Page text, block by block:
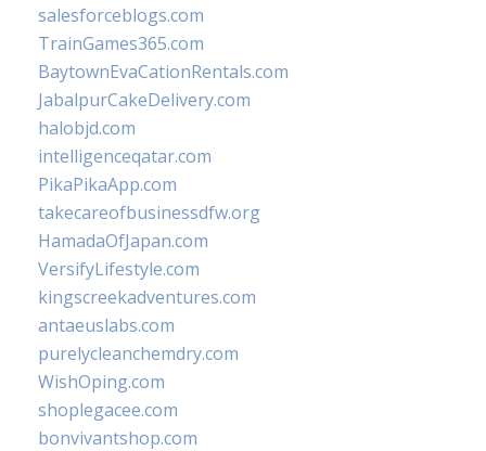
salesforceblogs.com
TrainGames365.com
BaytownEvaCationRentals.com
JabalpurCakeDelivery.com
halobjd.com
intelligenceqatar.com
PikaPikaApp.com
takecareofbusinessdfw.org
HamadaOfJapan.com
VersifyLifestyle.com
kingscreekadventures.com
antaeuslabs.com
purelycleanchemdry.com
WishOping.com
shoplegacee.com
bonvivantshop.com